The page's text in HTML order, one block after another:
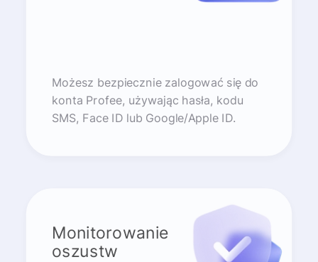
Możesz bezpiecznie zalogować się do
konta Profee, używając hasła, kodu
SMS, Face ID lub Google/Apple ID.
Monitorowanie
oszustw